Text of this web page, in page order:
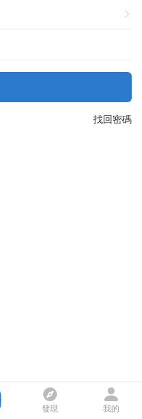
找回密碼
發現 我的